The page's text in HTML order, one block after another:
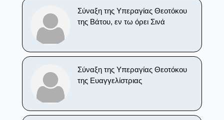
Σύναξη της Υπεραγίας Θεοτόκου
της Βάτου, εν τω όρει Σινά
Σύναξη της Υπεραγίας Θεοτόκου
της Ευαγγελίστριας